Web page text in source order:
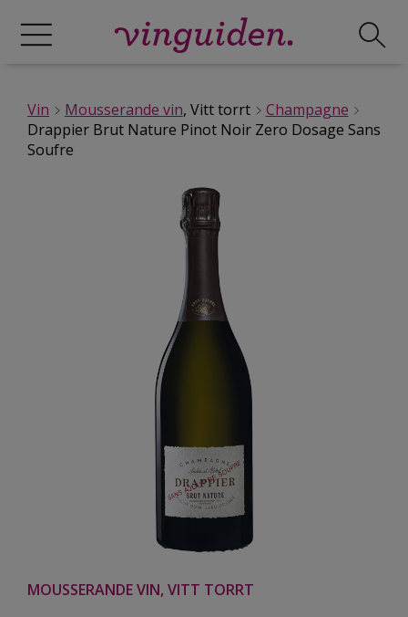
Vin Mousserande vin, Vitt torrt
Champagne
Drappier Brut Nature Pinot Noir Zero Dosage Sans
Soufre
MOUSSERANDE VIN, VITT TORRT